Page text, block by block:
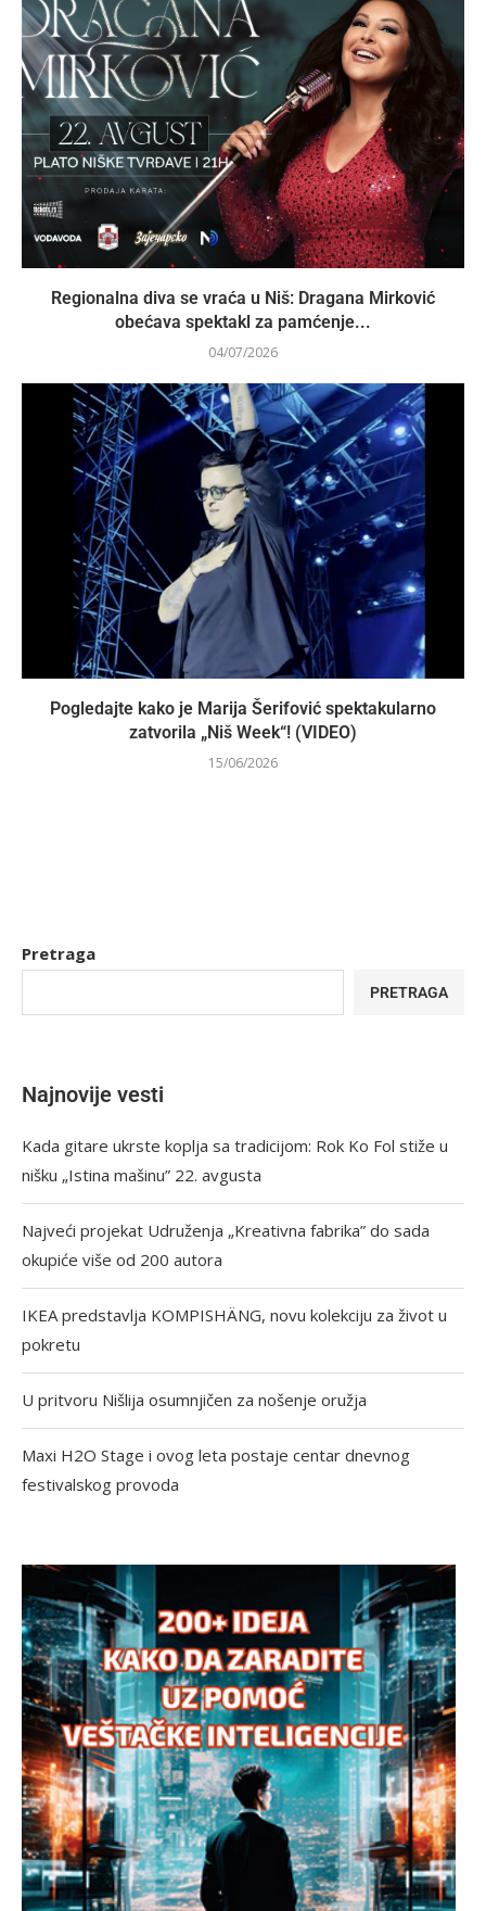
Regionalna diva se vraća u Niš: Dragana Mirković
obećava spektakl za pamćenje...
04/07/2026
Pogledajte kako je Marija Šerifović spektakularno
zatvorila „Niš Week“! (VIDEO)
15/06/2026
Pretraga
PRETRAGA
Najnovije vesti
Kada gitare ukrste koplja sa tradicijom: Rok Ko Fol stiže u
nišku „Istina mašinu” 22. avgusta
Najveći projekat Udruženja „Kreativna fabrika” do sada
okupiće više od 200 autora
IKEA predstavlja KOMPISHÄNG, novu kolekciju za život u
pokretu
U pritvoru Nišlija osumnjičen za nošenje oružja
Maxi H2O Stage i ovog leta postaje centar dnevnog
festivalskog provoda